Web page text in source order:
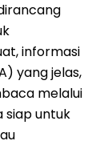
informasi
yang jelas,
melalui
siap untuk